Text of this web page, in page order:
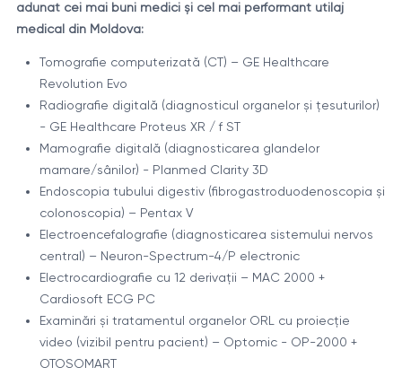
adunat cei mai buni medici și cel mai performant utilaj
medical din Moldova:
Tomografie computerizată (CT) – GE Healthcare
Revolution Evo
Radiografie digitală (diagnosticul organelor și țesuturilor)
- GE Healthcare Proteus XR / f ST
Mamografie digitală (diagnosticarea glandelor
mamare/sânilor) - Planmed Clarity 3D
Endoscopia tubului digestiv (fibrogastroduodenoscopia și
colonoscopia) – Pentax V
Electroencefalografie (diagnosticarea sistemului nervos
central) – Neuron-Spectrum-4/P electronic
Electrocardiografie cu 12 derivații – MAC 2000 +
Cardiosoft ECG PC
Examinări și tratamentul organelor ORL cu proiecție
video (vizibil pentru pacient) – Optomic - OP-2000 +
OTOSOMART